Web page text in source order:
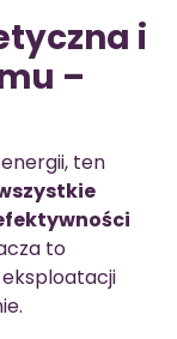
i
–
ten
to